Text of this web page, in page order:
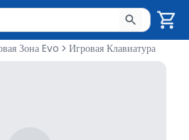
символа для поиска. Нажмите Enter
Зона Evo Игровая Клавиатура